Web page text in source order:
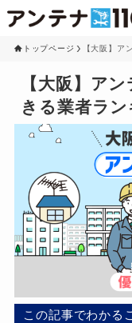
トップページ 【大阪】ア
【大阪】ア
きる業者ラ
この記事でわかる